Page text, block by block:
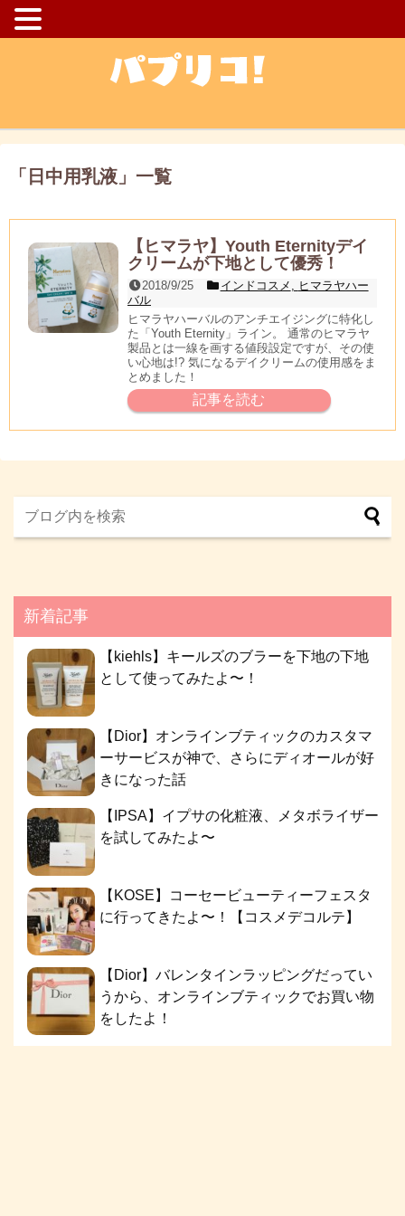
「 日中用乳液 」 一覧
【ヒマラヤ】Youth Eternityデイ
クリームが下地として優秀！
2018/9/25 インドコスメ
ヒマラヤハー
バル
ヒマラヤハーバルのアンチエイジングに特化し
た「Youth Eternity」ライン。 通常のヒマラヤ
製品とは一線を画する値段設定ですが、その使
い心地は!? 気になるデイクリームの使用感をま
とめました！
記事を読む
新着記事
【kiehls】キールズのブラーを下地の下地
として使ってみたよ〜！
【Dior】オンラインブティックのカスタマ
ーサービスが神で、さらにディオールが好
きになった話
【IPSA】イプサの化粧液、メタボライザー
を試してみたよ〜
【KOSE】コーセービューティーフェスタ
に行ってきたよ〜！【コスメデコルテ】
【Dior】バレンタインラッピングだってい
うから、オンラインブティックでお買い物
をしたよ！